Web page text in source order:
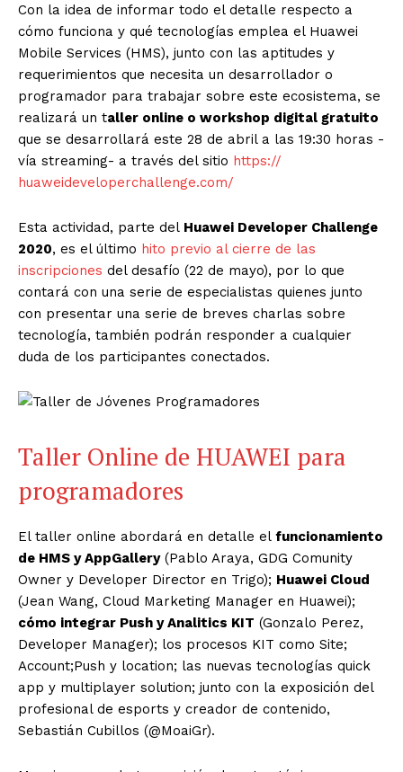
Con la idea de informar todo el detalle respecto a
cómo funciona y qué tecnologías emplea el Huawei
Mobile Services (HMS), junto con las aptitudes y
requerimientos que necesita un desarrollador o
programador para trabajar sobre este ecosistema, se
realizará un taller online o workshop digital gratuito
que se desarrollará este 28 de abril a las 19:30 horas -
vía streaming- a través del sitio https://
huaweideveloperchallenge.com/
Esta actividad, parte del Huawei Developer Challenge
2020, es el último hito previo al cierre de las
inscripciones del desafío (22 de mayo), por lo que
contará con una serie de especialistas quienes junto
con presentar una serie de breves charlas sobre
tecnología, también podrán responder a cualquier
duda de los participantes conectados.
Taller Online de HUAWEI para
programadores
El taller online abordará en detalle el funcionamiento
de HMS y AppGallery(Pablo Araya, GDG Comunity
Owner y Developer Director en Trigo); Huawei Cloud
(Jean Wang, Cloud Marketing Manager en Huawei);
cómo integrar Push y Analitics KIT (Gonzalo Perez,
Developer Manager); los procesos KIT como Site;
Account;Push y location; las nuevas tecnologías quick
app y multiplayer solution; junto con la exposición del
profesional de esports y creador de contenido,
Sebastián Cubillos (@MoaiGr).